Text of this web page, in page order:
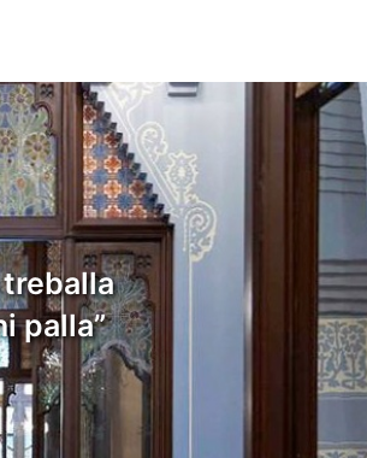
treballa
palla”